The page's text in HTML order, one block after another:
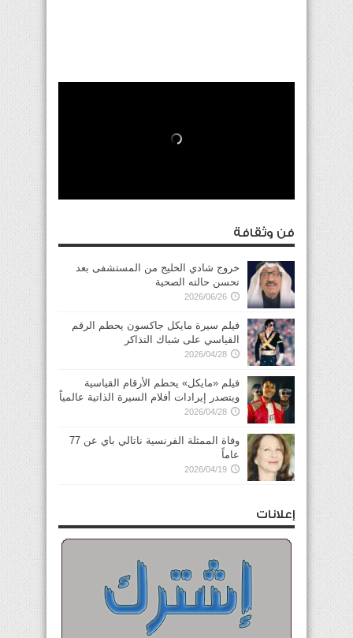
فن وثقافة
خروج شادي الخليج من المستشفى بعد
تحسن حالته الصحية
2026/06/26
فيلم سيرة مايكل جاكسون يحطم الرقم
القياسي على شباك التذاكر
2026/04/28
فيلم «مايكل» يحطم الأرقام القياسية
ويتصدر إيرادات أفلام السيرة الذاتية عالمياً
2026/04/28
وفاة الممثلة الفرنسية ناتالي باي عن 77
عاماً
2026/04/19
إعلانات